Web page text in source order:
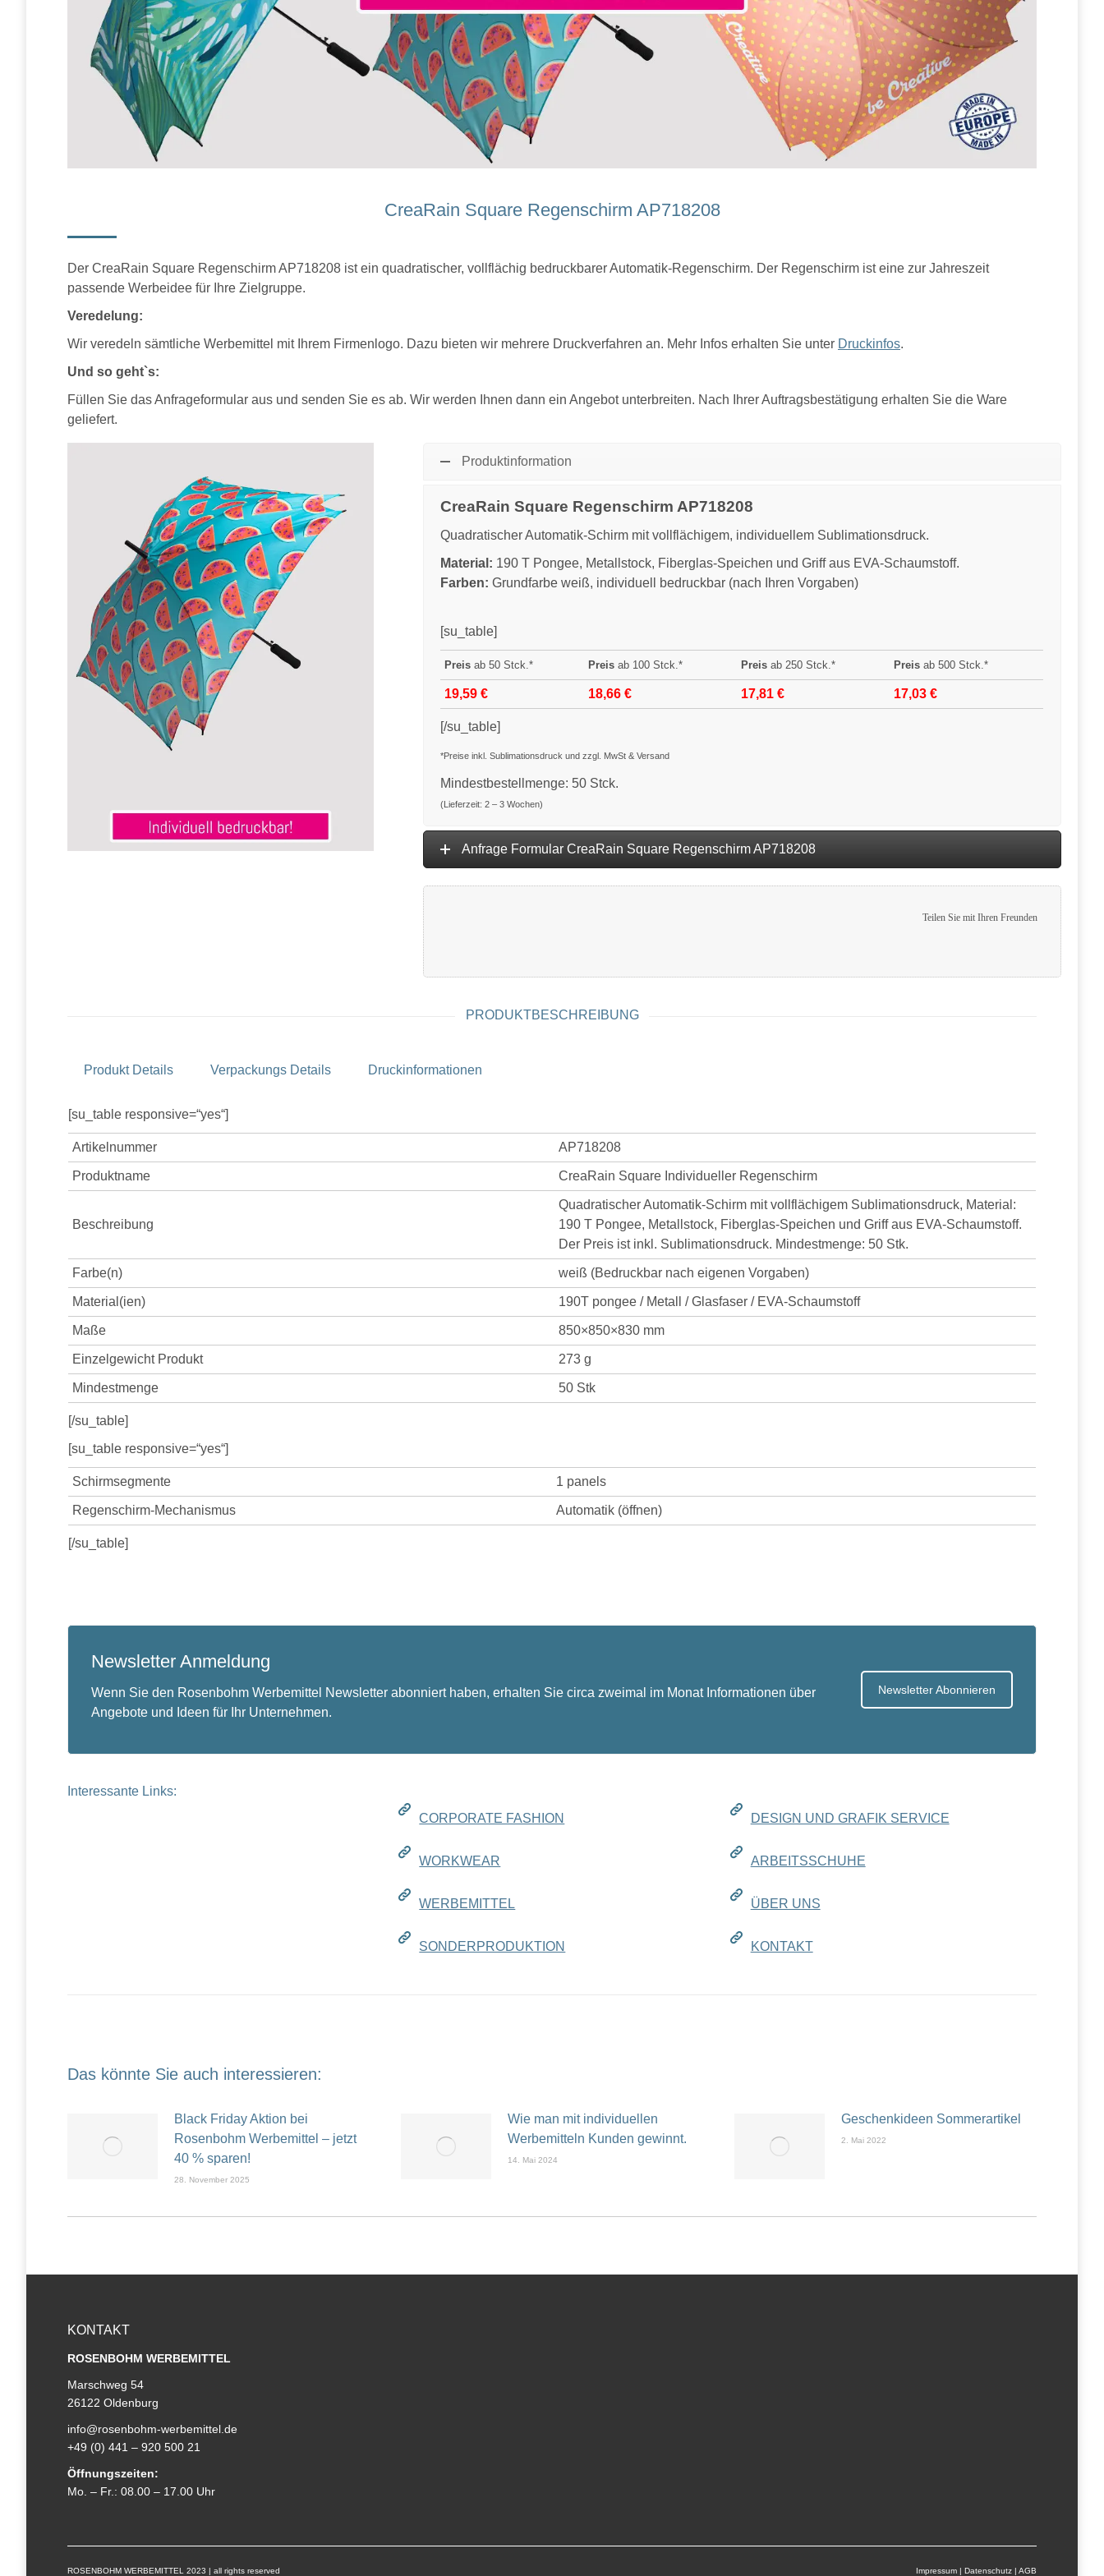
CreaRain Square Regenschirm AP718208
Der CreaRain Square Regenschirm AP718208 ist ein quadratischer, vollflächig bedruckbarer Automatik-Regenschirm. Der Regenschirm ist eine zur Jahreszeit
passende Werbeidee für Ihre Zielgruppe.
Veredelung:
Wir veredeln sämtliche Werbemittel mit Ihrem Firmenlogo. Dazu bieten wir mehrere Druckverfahren an. Mehr Infos erhalten Sie unter Druckinfos.
Und so geht`s:
Füllen Sie das Anfrageformular aus und senden Sie es ab. Wir werden Ihnen dann ein Angebot unterbreiten. Nach Ihrer Auftragsbestätigung erhalten Sie die Ware
geliefert.
Produktinformation
CreaRain Square Regenschirm AP718208
Quadratischer Automatik-Schirm mit vollflächigem, individuellem Sublimationsdruck.
Material: 190 T Pongee, Metallstock, Fiberglas-Speichen und Griff aus EVA-Schaumstoff.
Farben: Grundfarbe weiß, individuell bedruckbar (nach Ihren Vorgaben)
[su_table]
Preis ab 50 Stck.* Preis ab 100 Stck.* Preis ab 250 Stck.* Preis ab 500 Stck.*
19,59 € 18,66 € 17,81 € 17,03 €
[/su_table]
*Preise inkl. Sublimationsdruck und zzgl. MwSt & Versand
Mindestbestellmenge: 50 Stck.
(Lieferzeit: 2 – 3 Wochen)
Anfrage Formular CreaRain Square Regenschirm AP718208
Teilen Sie mit Ihren Freunden
PRODUKTBESCHREIBUNG
Produkt Details Verpackungs Details Druckinformationen
[su_table responsive=“yes“]
Artikelnummer AP718208
Produktname CreaRain Square Individueller Regenschirm
Beschreibung
Quadratischer Automatik-Schirm mit vollflächigem Sublimationsdruck, Material:
190 T Pongee, Metallstock, Fiberglas-Speichen und Griff aus EVA-Schaumstoff.
Der Preis ist inkl. Sublimationsdruck. Mindestmenge: 50 Stk.
Farbe(n) weiß (Bedruckbar nach eigenen Vorgaben)
Material(ien) 190T pongee / Metall / Glasfaser / EVA-Schaumstoff
Maße 850×850×830 mm
Einzelgewicht Produkt 273 g
Mindestmenge 50 Stk
[/su_table]
[su_table responsive=“yes“]
Schirmsegmente 1 panels
Regenschirm-Mechanismus Automatik (öffnen)
[/su_table]
Newsletter Anmeldung
Wenn Sie den Rosenbohm Werbemittel Newsletter abonniert haben, erhalten Sie circa zweimal im Monat Informationen über
Angebote und Ideen für Ihr Unternehmen.
Newsletter Abonnieren
Interessante Links:
CORPORATE FASHION
WORKWEAR
WERBEMITTEL
SONDERPRODUKTION
DESIGN UND GRAFIK SERVICE
ARBEITSSCHUHE
ÜBER UNS
KONTAKT
Das könnte Sie auch interessieren:
Black Friday Aktion bei
Rosenbohm Werbemittel – jetzt
40 % sparen!
28. November 2025
Wie man mit individuellen
Werbemitteln Kunden gewinnt.
14. Mai 2024
Geschenkideen Sommerartikel
2. Mai 2022
KONTAKT
ROSENBOHM WERBEMITTEL
Marschweg 54
26122 Oldenburg
info@rosenbohm-werbemittel.de
+49 (0) 441 – 920 500 21
Öffnungszeiten:
Mo. – Fr.: 08.00 – 17.00 Uhr
ROSENBOHM WERBEMITTEL 2023 | all rights reserved Impressum | Datenschutz | AGB